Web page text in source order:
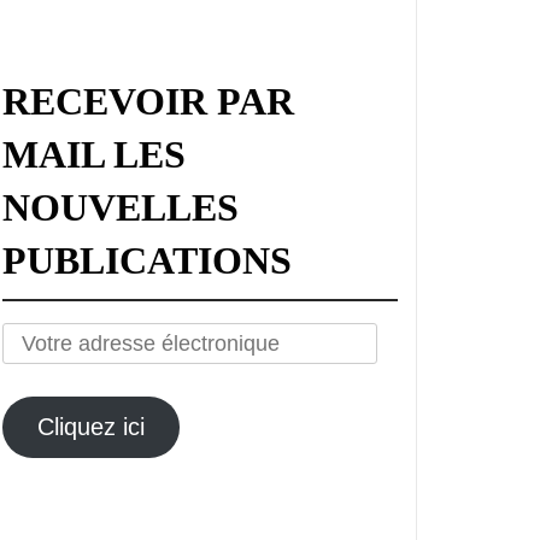
RECEVOIR PAR
MAIL LES
NOUVELLES
PUBLICATIONS
Votre
électronique
Cliquez ici